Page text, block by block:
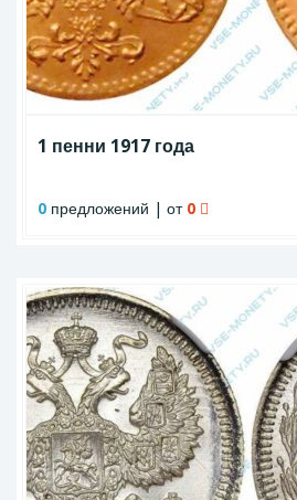
1 пенни 1917 года
0 предложений | от 0